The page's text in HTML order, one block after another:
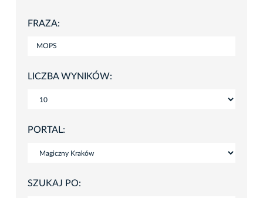
FRAZA:
LICZBA WYNIKÓW:
PORTAL:
SZUKAJ PO: